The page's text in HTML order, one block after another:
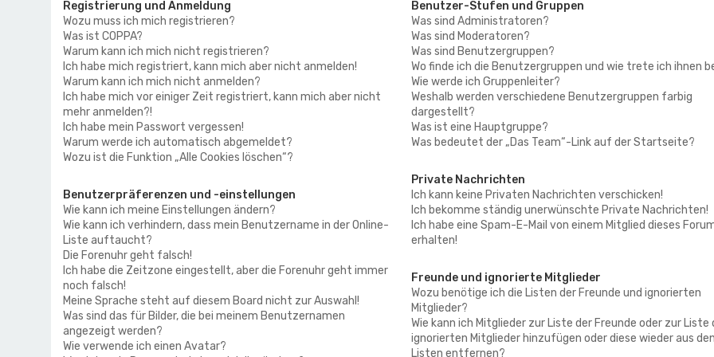
Registrierung und Anmeldung
Wozu muss ich mich registrieren?
Was ist COPPA?
Warum kann ich mich nicht registrieren?
Ich habe mich registriert, kann mich aber nicht anmelden!
Warum kann ich mich nicht anmelden?
Ich habe mich vor einiger Zeit registriert, kann mich aber nicht
mehr anmelden?!
Ich habe mein Passwort vergessen!
Warum werde ich automatisch abgemeldet?
Wozu ist die Funktion „Alle Cookies löschen“?
Benutzerpräferenzen und -einstellungen
Wie kann ich meine Einstellungen ändern?
Wie kann ich verhindern, dass mein Benutzername in der Online-
Liste auftaucht?
Die Forenuhr geht falsch!
Ich habe die Zeitzone eingestellt, aber die Forenuhr geht immer
noch falsch!
Meine Sprache steht auf diesem Board nicht zur Auswahl!
Was sind das für Bilder, die bei meinem Benutzernamen
angezeigt werden?
Wie verwende ich einen Avatar?
Benutzer-Stufen und Gruppen
Was sind Administratoren?
Was sind Moderatoren?
Was sind Benutzergruppen?
Wo finde ich die Benutzergruppen und wie trete ich ihnen
Wie werde ich Gruppenleiter?
Weshalb werden verschiedene Benutzergruppen farbig
dargestellt?
Was ist eine Hauptgruppe?
Was bedeutet der „Das Team“-Link auf der Startseite?
Private Nachrichten
Ich kann keine Privaten Nachrichten verschicken!
Ich bekomme ständig unerwünschte Private Nachrichten!
Ich habe eine Spam-E-Mail von einem Mitglied dieses
erhalten!
Freunde und ignorierte Mitglieder
Wozu benötige ich die Listen der Freunde und ignorierten
Mitglieder?
Wie kann ich Mitglieder zur Liste der Freunde oder zur Liste
ignorierten Mitglieder hinzufügen oder diese wieder aus
Listen entfernen?